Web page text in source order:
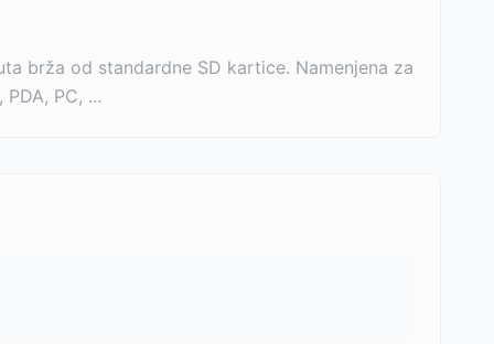
brža od standardne SD kartice. Namenjena za
PC, ...